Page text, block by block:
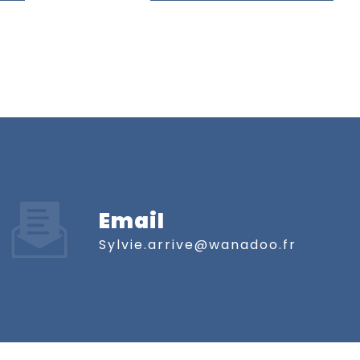
Email
sylvie.arrive@wanadoo.fr